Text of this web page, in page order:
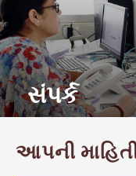
સંપર્ક
આપની